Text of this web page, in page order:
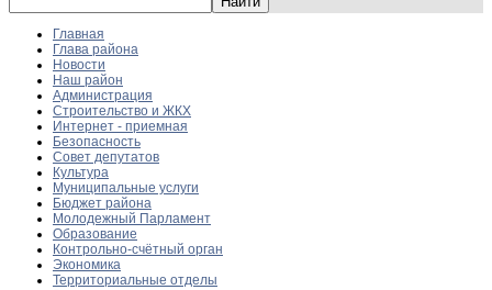
Главная
Глава района
Новости
Наш район
Администрация
Строительство и ЖКХ
Интернет - приемная
Безопасность
Совет депутатов
Культура
Муниципальные услуги
Бюджет района
Молодежный Парламент
Образование
Контрольно-счётный орган
Экономика
Территориальные отделы